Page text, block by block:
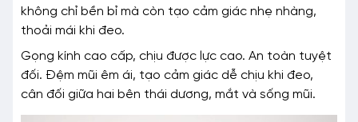
không chỉ bền bỉ mà còn tạo cảm giác nhẹ nhàng,
thoải mái khi đeo.
Gọng kính cao cấp, chịu được lực cao. An toàn tuyệt
đối. Đệm mũi êm ái, tạo cảm giác dễ chịu khi đeo,
cân đối giữa hai bên thái dương, mắt và sống mũi.